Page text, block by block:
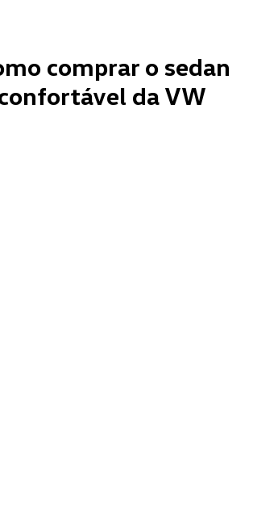
comprar o sedan
da VW